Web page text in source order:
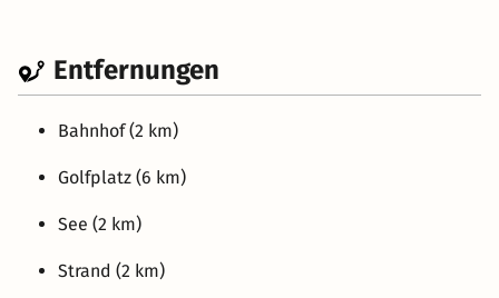
Entfernungen
Bahnhof (2 km)
Golfplatz (6 km)
See (2 km)
Strand (2 km)